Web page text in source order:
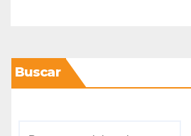
Buscar